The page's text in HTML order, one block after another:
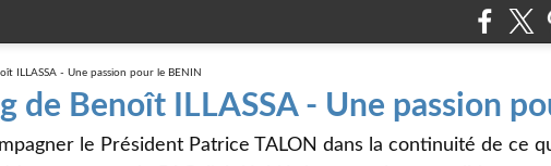
de Benoît ILLASSA - Une passion
le Président Patrice TALON dans la continuité de ce